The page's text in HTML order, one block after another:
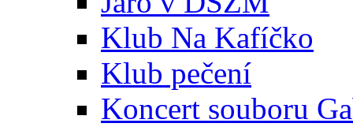
Klub Na Kafíčko
Klub pečení
Koncert souboru